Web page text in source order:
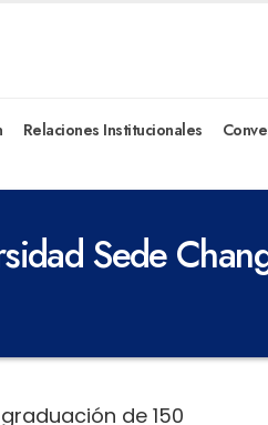
Relaciones Institucionales
Sede
de 150